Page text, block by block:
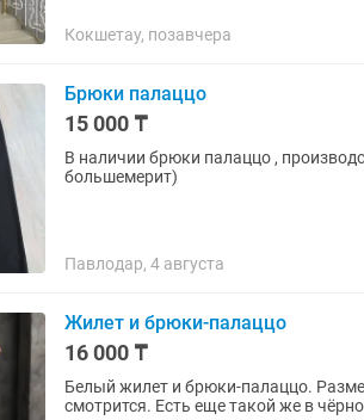
Кокшетау, позавчера
Брюки палаццо
15 000 ₸
В наличии брюки палаццо ,
большемерит)
Павлодар, 4 августа
Жилет и брюки-палаццо
16 000 ₸
Белый жилет и брюки-палаццо.
смотрится. Есть еще такой же в